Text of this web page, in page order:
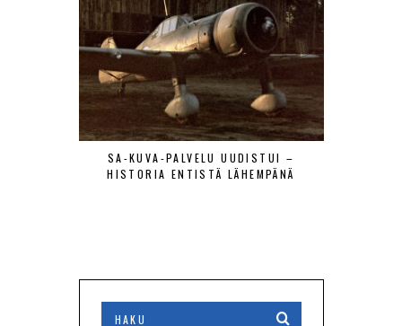
SA-KUVA-PALVELU UUDISTUI –
HISTORIA ENTISTÄ LÄHEMPÄNÄ